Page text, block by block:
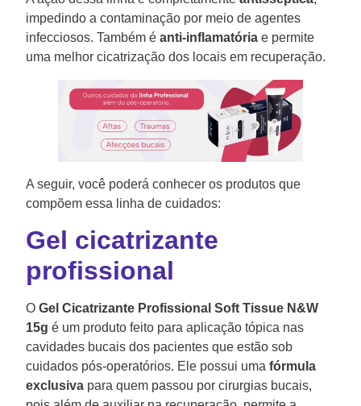
impedindo a contaminação por meio de agentes
infecciosos. Também é anti-inflamatória e permite
uma melhor cicatrização dos locais em recuperação.
A seguir, você poderá conhecer os produtos que
compõem essa linha de cuidados:
Gel cicatrizante
profissional
O Gel Cicatrizante Profissional Soft Tissue N&W
15g é um produto feito para aplicação tópica nas
cavidades bucais dos pacientes que estão sob
cuidados pós-operatórios. Ele possui uma fórmula
exclusiva para quem passou por cirurgias bucais,